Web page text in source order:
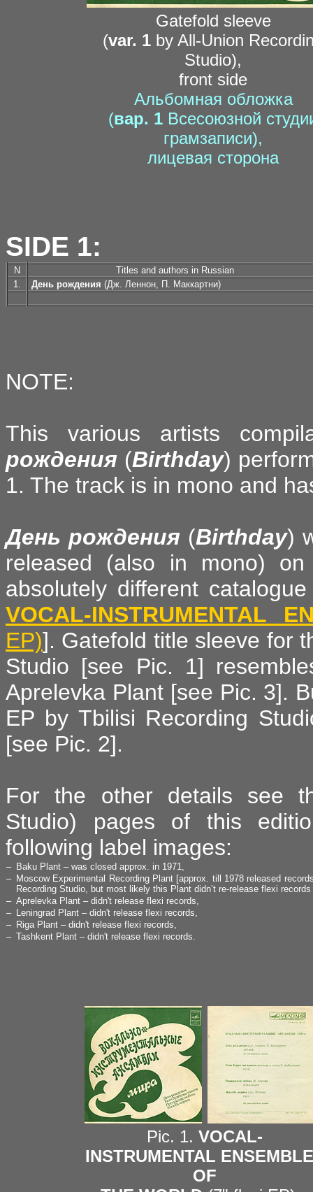
Gatefold sleeve
(var. 1 by All-Union
Studio),
front side
Альбомная обложка
(вар. 1 Всесоюзной
грамзаписи),
лицевая сторона
SIDE 1:
N
Titles and authors in Russian
1.
День рождения (Дж. Леннон, П. Маккартни)
NOTE:
This various artists
рождения (Birthday)
1. The track is in mono and
День рождения (Birthday)
released (also in mono)
absolutely different
VOCAL-INSTRUMENTAL
EP)]. Gatefold title sleeve for
Studio [see Pic. 1]
Aprelevka Plant [see Pic. 3].
EP by Tbilisi Recording
[see Pic. 2].
For the other details see
Studio) pages of this
following label images:
– Baku Plant – was closed approx. in 1971,
– Moscow Experimental Recording Plant [approx. till 1978 released
Recording Studio, but most likely this Plant didn’t re-release flexi
– Aprelevka Plant – didn't release flexi records,
– Leningrad Plant – didn't release flexi records,
– Riga Plant – didn't release flexi records,
– Tashkent Plant – didn't release flexi records.
Pic. 1. VOCAL-
INSTRUMENTAL
OF